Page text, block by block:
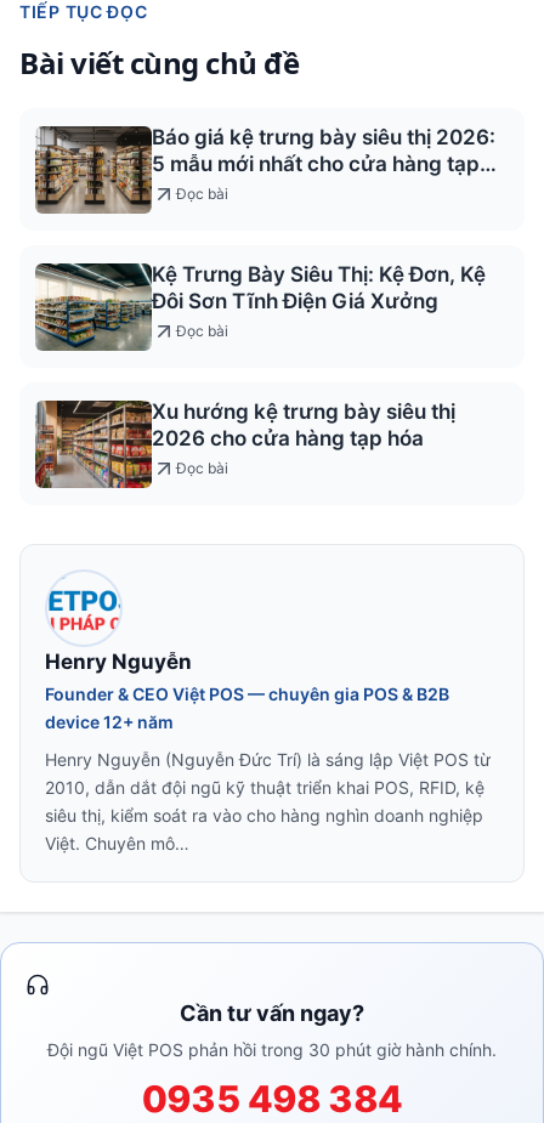
TIẾP TỤC ĐỌC
Bài viết cùng chủ đề
Báo giá kệ trưng bày siêu thị 2026:
5 mẫu mới nhất cho cửa hàng tạp
hóaĐọc bài
Kệ Trưng Bày Siêu Thị: Kệ Đơn, Kệ
Đôi Sơn Tĩnh Điện Giá Xưởng
Đọc bài
Xu hướng kệ trưng bày siêu thị
2026 cho cửa hàng tạp hóa
Đọc bài
Henry Nguyễn
Founder & CEO Việt POS — chuyên gia POS & B2B
device 12+ năm
Henry Nguyễn (Nguyễn Đức Trí) là sáng lập Việt POS từ
2010, dẫn dắt đội ngũ kỹ thuật triển khai POS, RFID, kệ
siêu thị, kiểm soát ra vào cho hàng nghìn doanh nghiệp
Việt. Chuyên mô…
Cần tư vấn ngay?
Đội ngũ Việt POS phản hồi trong 30 phút giờ hành chính.
0935 498 384